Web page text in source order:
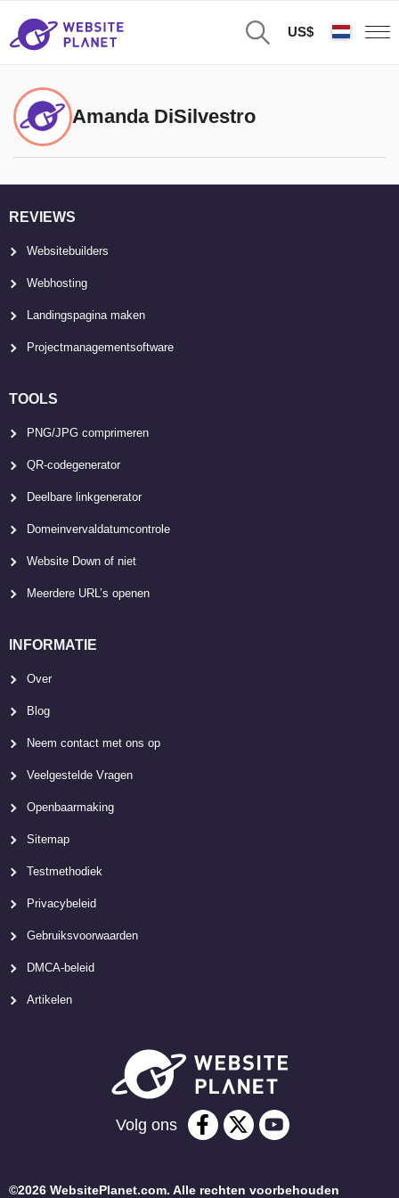
US$
Amanda DiSilvestro
REVIEWS
Websitebuilders
Webhosting
Landingspagina maken
Projectmanagementsoftware
TOOLS
PNG/JPG comprimeren
QR-codegenerator
Deelbare linkgenerator
Domeinvervaldatumcontrole
Website Down of niet
Meerdere URL’s openen
INFORMATIE
Over
Blog
Neem contact met ons op
Veelgestelde Vragen
Openbaarmaking
Sitemap
Testmethodiek
Privacybeleid
Gebruiksvoorwaarden
DMCA-beleid
Artikelen
Volg ons
©2026 WebsitePlanet.com. Alle rechten voorbehouden